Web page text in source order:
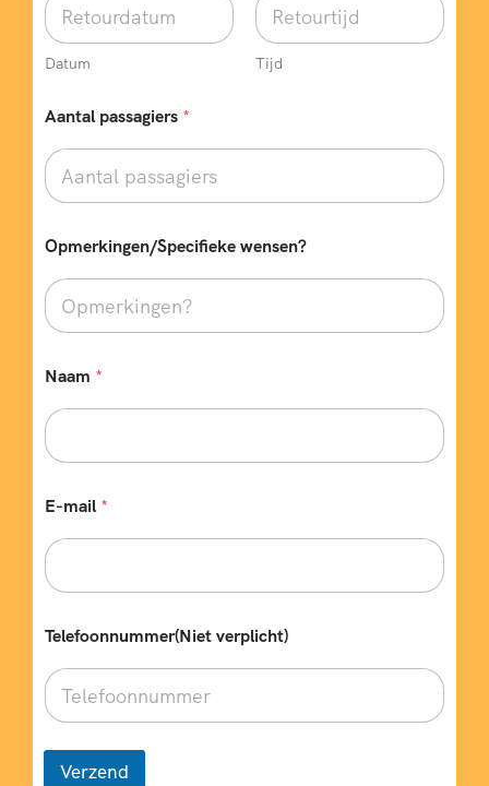
m
e
r
n
e
n
p
c
i
e
e
Datum Tijd
Aantal passagiers *
Opmerkingen/Specifieke wensen?
Naam *
E-mail *
Telefoonnummer(Niet verplicht)
Verzend